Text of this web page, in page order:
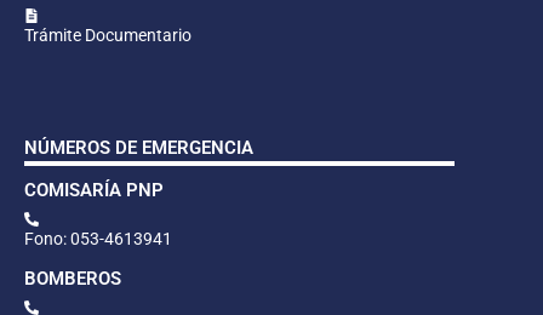
Trámite Documentario
NÚMEROS DE EMERGENCIA
COMISARÍA PNP
Fono: 053-4613941
BOMBEROS